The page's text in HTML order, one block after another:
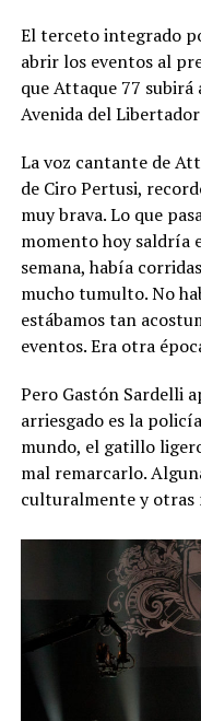
El terceto integrado
abrir los eventos al
que Attaque 77
Avenida del
La voz cantante de
de Ciro Pertusi,
muy brava. Lo que
momento hoy saldría
semana, había
mucho tumulto. No
estábamos tan
eventos. Era otra
Pero Gastón Sardelli
arriesgado es la
mundo, el gatillo
mal remarcarlo.
culturalmente y otras